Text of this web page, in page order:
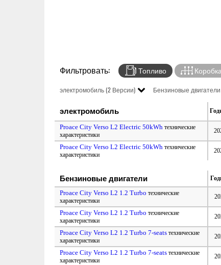
Фильтровать: Топливо
электромобиль (2 Версии) Бензиновые
электромобиль
Proace City Verso L2 Electric 50kWh технические
характеристики
Proace City Verso L2 Electric 50kWh технические
характеристики
Бензиновые двигатели
Proace City Verso L2 1.2 Turbo технические
характеристики
Proace City Verso L2 1.2 Turbo технические
характеристики
Proace City Verso L2 1.2 Turbo 7-seats технические
характеристики
Proace City Verso L2 1.2 Turbo 7-seats технические
характеристики